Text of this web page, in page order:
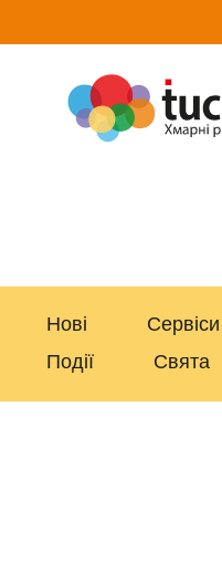
Нові Сервіси
Події
Свята